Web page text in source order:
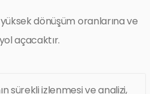
dönüşüm oranlarına ve
açacaktır.
sürekli izlenmesi ve analizi,